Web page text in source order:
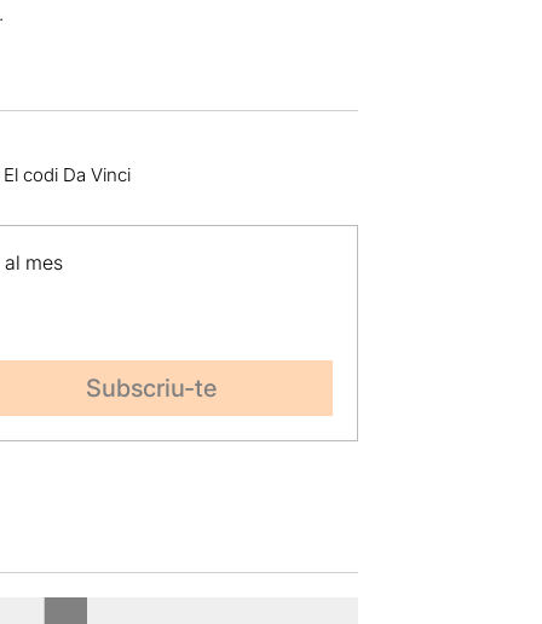
codi Da Vinci
mes